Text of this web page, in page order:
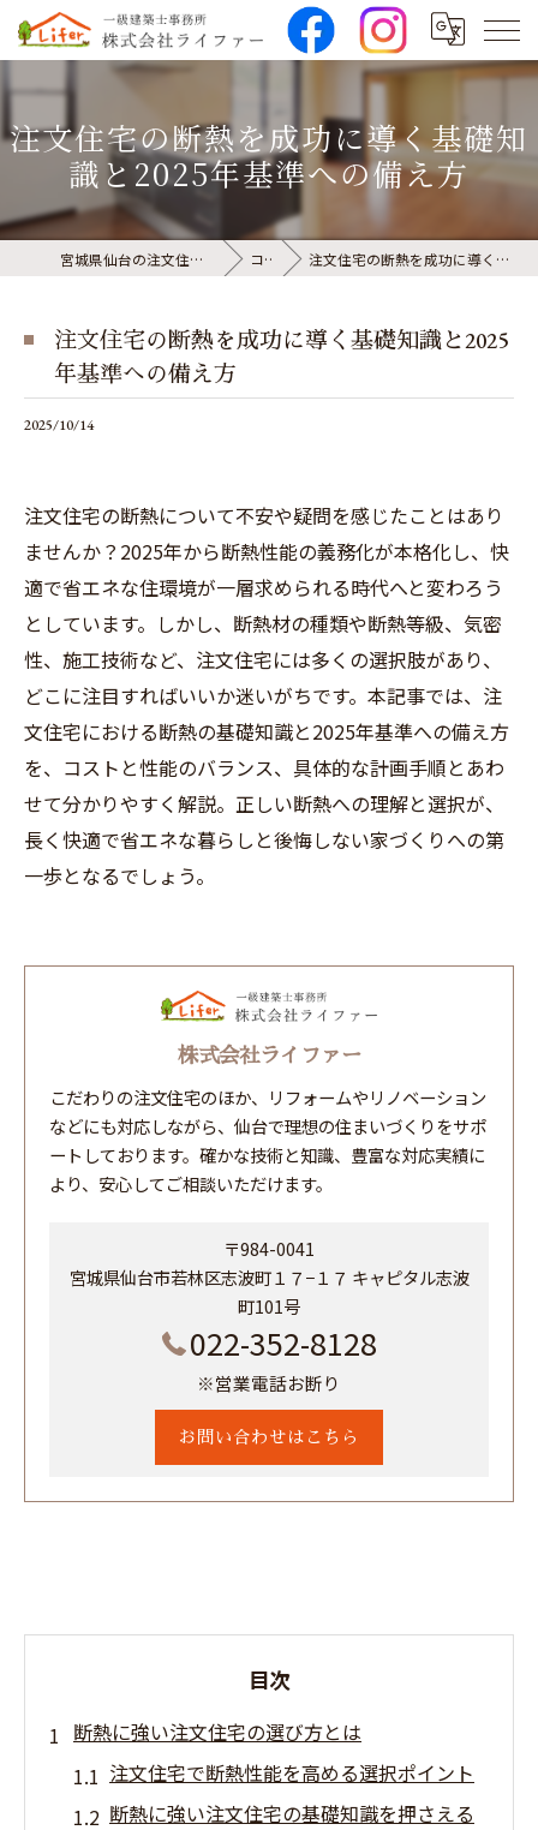
注文住宅の断熱を成功に導く基礎知
識と2025年基準への備え方
宮城県仙台の注文住宅なら株式会社ライファー コラム 注文住宅の断熱を成功に導く基礎知識と2025年基準への備え方
注文住宅の断熱を成功に導く基礎知識と2025
年基準への備え方
2025/10/14
注文住宅の断熱について不安や疑問を感じたことはあり
ませんか？2025年から断熱性能の義務化が本格化し、快
適で省エネな住環境が一層求められる時代へと変わろう
としています。しかし、断熱材の種類や断熱等級、気密
性、施工技術など、注文住宅には多くの選択肢があり、
どこに注目すればいいか迷いがちです。本記事では、注
文住宅における断熱の基礎知識と2025年基準への備え方
を、コストと性能のバランス、具体的な計画手順とあわ
せて分かりやすく解説。正しい断熱への理解と選択が、
長く快適で省エネな暮らしと後悔しない家づくりへの第
一歩となるでしょう。
株式会社ライファー
こだわりの注文住宅のほか、リフォームやリノベーション
などにも対応しながら、仙台で理想の住まいづくりをサポ
ートしております。確かな技術と知識、豊富な対応実績に
より、安心してご相談いただけます。
〒984-0041
宮城県仙台市若林区志波町１７−１７ キャピタル志波
町101号
022-352-8128
※営業電話お断り
お問い合わせはこちら
目次
断熱に強い注文住宅の選び方とは
注文住宅で断熱性能を高める選択ポイント
断熱に強い注文住宅の基礎知識を押さえる